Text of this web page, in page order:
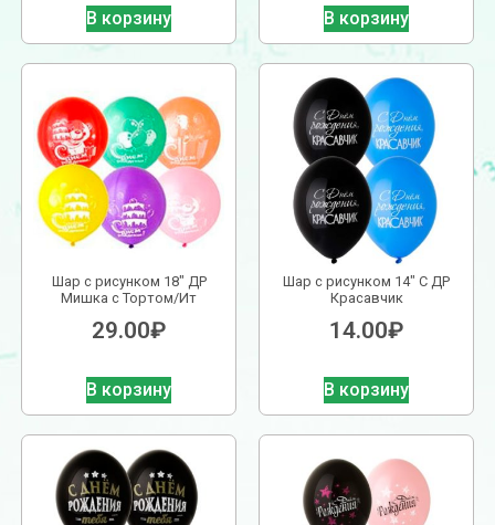
В корзину В корзину
Шар с рисунком 18″ ДР
Мишка с Тортом/Ит
29.00₽
В корзину
Шар с рисунком 14″ С ДР
Красавчик
14.00₽
В корзину